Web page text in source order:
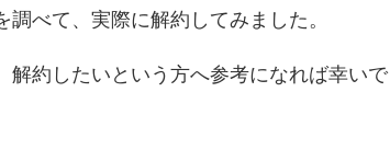
べて、実際に解約してみました。
解約したいという方へ参考になれば幸いで